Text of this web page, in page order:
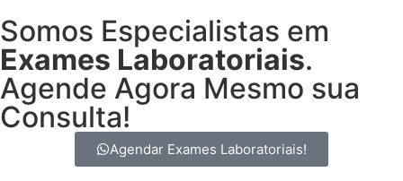
Somos Especialistas em
Exames Laboratoriais.
Agende Agora Mesmo sua
Consulta!
Agendar Exames Laboratoriais!